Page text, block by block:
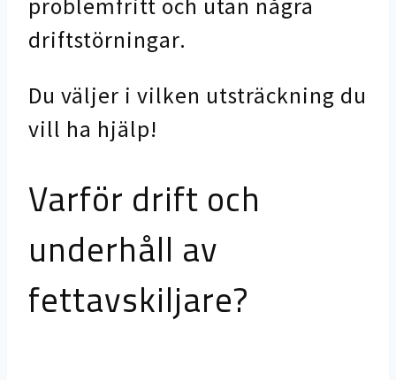
problemfritt och utan några
driftstörningar.
Du väljer i vilken utsträckning du
vill ha hjälp!
Varför drift och
underhåll av
fettavskiljare?